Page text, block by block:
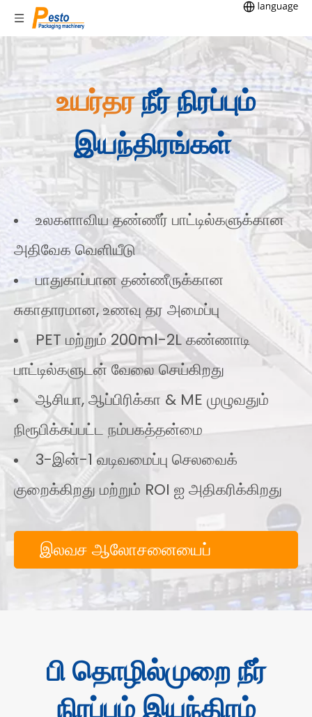
உயர்தரநீர் நிரப்பும்
இயந்திரங்கள்
உலகளாவிய தண்ணீர் பாட்டில்களுக்கான
அதிவேக வெளியீடு
பாதுகாப்பான தண்ணீருக்கான
சுகாதாரமான, உணவு தர அமைப்பு
PET மற்றும் 200ml-2L கண்ணாடி
பாட்டில்களுடன் வேலை செய்கிறது
ஆசியா, ஆப்பிரிக்கா & ME முழுவதும்
நிரூபிக்கப்பட்ட நம்பகத்தன்மை
3-இன்-1 வடிவமைப்பு செலவைக்
குறைக்கிறது மற்றும் ROI ஐ அதிகரிக்கிறது
இலவச ஆலோசனையைப்
பெறுங்கள்
பிதொழில்முறை நீர்
நிரப்பும் இயந்திரம்